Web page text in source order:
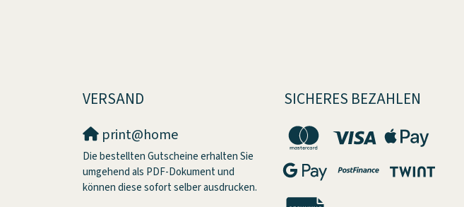
VERSAND
print@home
Die bestellten Gutscheine erhalten Sie
umgehend als PDF-Dokument und
können diese sofort selber ausdrucken.
SICHERES BEZAHLEN